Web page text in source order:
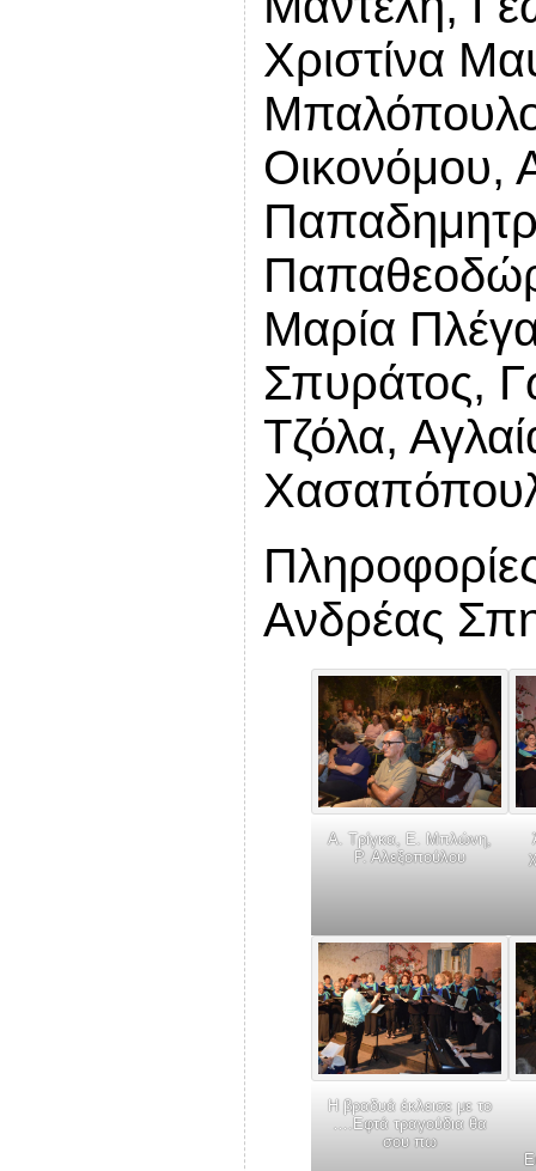
Χριστίνα
Οικονόμου,
Μαρία
Σπυράτος,
Τζόλα,
Ανδρέας
Α. Τρίγκα, Ε. Μπλώνη,
Ρ. Αλεξοπούλου
Η βραδυά έκλεισε με το
….Εφτά τραγούδια θα
σου πω